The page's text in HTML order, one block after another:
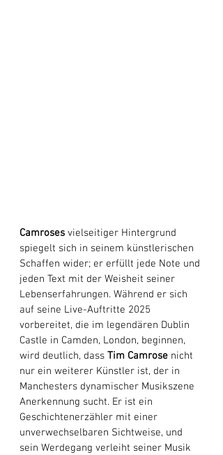
Camroses vielseitiger Hintergrund
spiegelt sich in seinem künstlerischen
Schaffen wider; er erfüllt jede Note und
jeden Text mit der Weisheit seiner
Lebenserfahrungen. Während er sich
auf seine Live-Auftritte 2025
vorbereitet, die im legendären Dublin
Castle in Camden, London, beginnen,
wird deutlich, dass Tim Camrose nicht
nur ein weiterer Künstler ist, der in
Manchesters dynamischer Musikszene
Anerkennung sucht. Er ist ein
Geschichtenerzähler mit einer
unverwechselbaren Sichtweise, und
sein Werdegang verleiht seiner Musik